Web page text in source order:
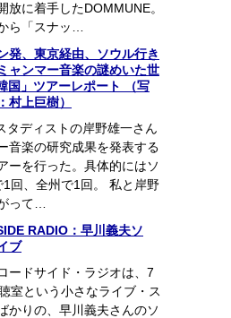
放に着手したDOMMUNE。
ら「スナッ…
発、東京経由、ソウル行き
ャンマー音楽の謎めいた世
国」ツアーレポート （写
村上巨樹）
タディストの岸野雄一さん
音楽の研究成果を発表する
ーを行った。具体的にはソ
回、全州で1回。 私と岸野
って…
RADIO：早川義夫ソ
ブ
ードサイド・ラジオは、7
室という小さなライブ・ス
かりの、早川義夫さんのソ